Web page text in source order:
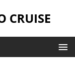
CRUISE